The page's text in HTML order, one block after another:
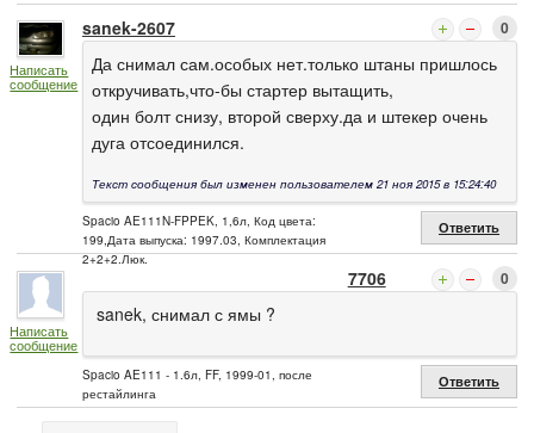
Написать
сообщение
sanek-2607 0
Да снимал сам.особых нет.только штаны пришлось
откручивать,что-бы стартер вытащить,
один болт снизу, второй сверху.да и штекер очень
дуга отсоединился.
Текст сообщения был изменен пользователем 21 ноя 2015 в 15:24:40
Spacio AE111N-FPPEK, 1,6л, Код цвета:
199,Дата выпуска: 1997.03, Комплектация
2+2+2.Люк.
Ответить
Написать
сообщение
7706 0
sanek, снимал с ямы ?
Spacio AE111 - 1.6л, FF, 1999-01, после
рестайлинга
Ответить